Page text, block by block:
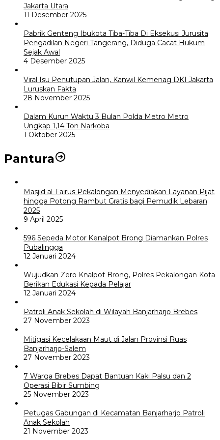
Jakarta Utara
11 Desember 2025
Pabrik Genteng Ibukota Tiba-Tiba Di Eksekusi Jurusita
Pengadilan Negeri Tangerang, Diduga Cacat Hukum
Sejak Awal
4 Desember 2025
Viral Isu Penutupan Jalan, Kanwil Kemenag DKI Jakarta
Luruskan Fakta
28 November 2025
Dalam Kurun Waktu 3 Bulan Polda Metro Metro
Ungkap 1,14 Ton Narkoba
1 Oktober 2025
Pantura
Masjid al-Fairus Pekalongan Menyediakan Layanan Pijat
hingga Potong Rambut Gratis bagi Pemudik Lebaran
2025
9 April 2025
596 Sepeda Motor Kenalpot Brong Diamankan Polres
Pubalingga
12 Januari 2024
Wujudkan Zero Knalpot Brong, Polres Pekalongan Kota
Berikan Edukasi Kepada Pelajar
12 Januari 2024
Patroli Anak Sekolah di Wilayah Banjarharjo Brebes
27 November 2023
Mitigasi Kecelakaan Maut di Jalan Provinsi Ruas
Banjarharjo-Salem
27 November 2023
7 Warga Brebes Dapat Bantuan Kaki Palsu dan 2
Operasi Bibir Sumbing
25 November 2023
Petugas Gabungan di Kecamatan Banjarharjo Patroli
Anak Sekolah
21 November 2023